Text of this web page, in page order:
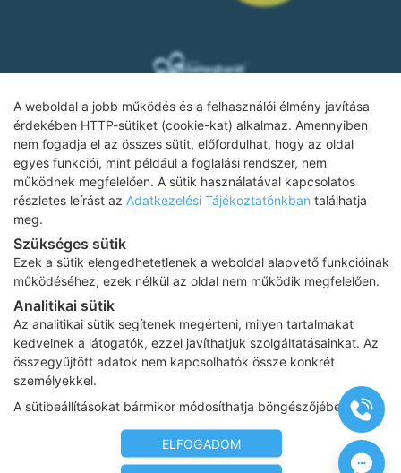
A weboldal a jobb működés és a felhasználói élmény javítása
érdekében HTTP-sütiket (cookie-kat) alkalmaz. Amennyiben
nem fogadja el az összes sütit, előfordulhat, hogy az oldal
egyes funkciói, mint például a foglalási rendszer, nem
működnek megfelelően. A sütik használatával kapcsolatos
részletes leírást az Adatkezelési Tájékoztatónkban találhatja
meg.
Szükséges sütik
Ezek a sütik elengedhetetlenek a weboldal alapvető funkcióinak
működéséhez, ezek nélkül az oldal nem működik megfelelően.
Analitikai sütik
Az analitikai sütik segítenek megérteni, milyen tartalmakat
kedvelnek a látogatók, ezzel javíthatjuk szolgáltatásainkat. Az
összegyűjtött adatok nem kapcsolhatók össze konkrét
személyekkel.
A sütibeállításokat bármikor módosíthatja böngészőjében.
ELFOGADOM
Adatkezelési tájékoztató
Impresszum
Karrier
Az oldalon feltüntetett árak az ÁFÁ-t tartalmazzák!
A képek a Shutterstock.com és a Canva.com
licence alapján
kerültek felhasználásra.
Copyright 2026 © Prima Medica Egészségközpontok . Minden jog
Designed by www.free-dimension.hu , Programed by Appon &
György Nándor